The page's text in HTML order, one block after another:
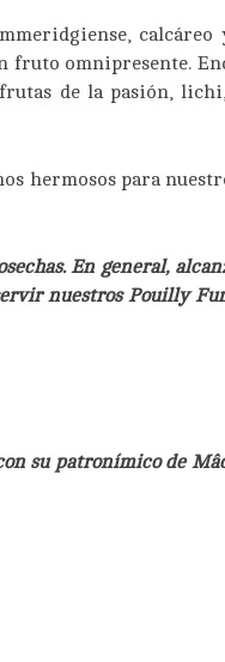
omnipresente.
de la pasión,
hermosos para
En general,
nuestros Pouilly
su patronímico de